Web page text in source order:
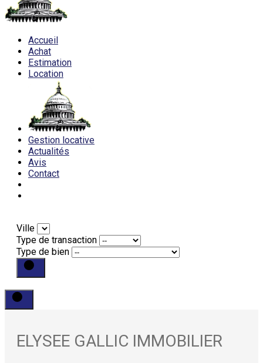
Accueil
Achat
Estimation
Location
Gestion locative
Actualités
Avis
Contact
Ville
Type de transaction
Type de bien
ELYSEE GALLIC IMMOBILIER